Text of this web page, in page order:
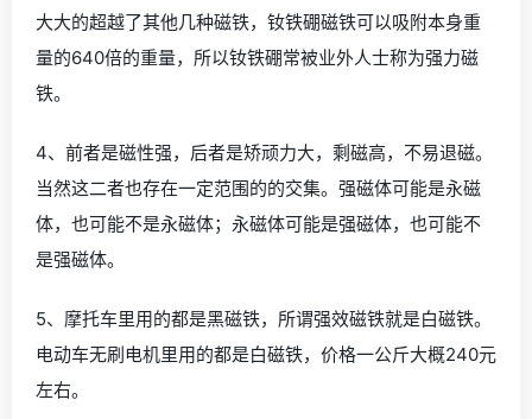
大大的超越了其他几种磁铁，钕铁硼磁铁可以吸附本身重
量的640倍的重量，所以钕铁硼常被业外人士称为强力磁
铁。
4、前者是磁性强，后者是矫顽力大，剩磁高，不易退磁。
当然这二者也存在一定范围的的交集。强磁体可能是永磁
体，也可能不是永磁体；永磁体可能是强磁体，也可能不
是强磁体。
5、摩托车里用的都是黑磁铁，所谓强效磁铁就是白磁铁。
电动车无刷电机里用的都是白磁铁，价格一公斤大概240元
左右。